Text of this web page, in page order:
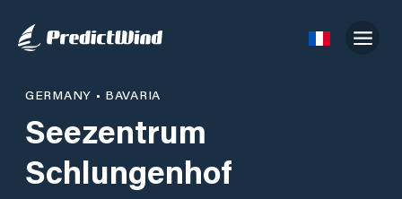
GERMANY • BAVARIA
Seezentrum
Schlungenhof